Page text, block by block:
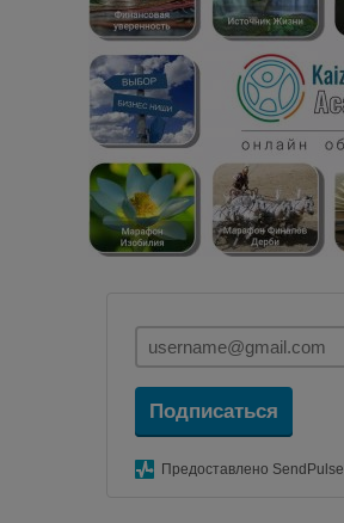
Подписаться
Предоставлено SendPulse